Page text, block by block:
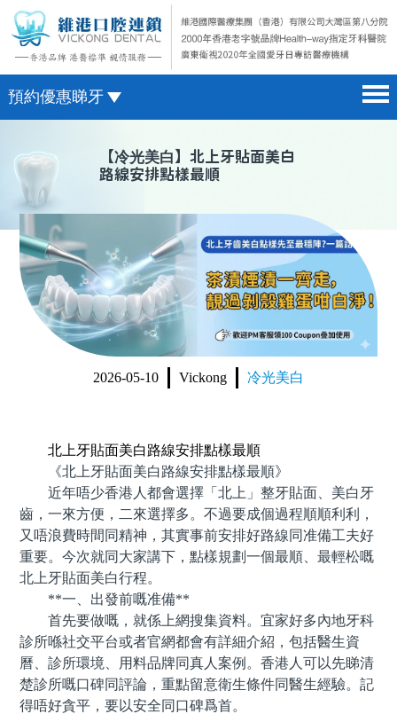
預約優惠睇牙
醫院簡介 hospital introduction
醫生介紹 doctor introduction
醫療新聞 medical news
種植牙 dental implant
箍牙 orthodontics
收費標準 change standard
微信預約
WhatsApp預約
【冷光美白】北上牙貼面美白
路線安排點樣最順
2026-05-10 Vickong 冷光美白
北上牙貼面美白路線安排點樣最順
《北上牙貼面美白路線安排點樣最順》
近年唔少香港人都會選擇「北上」整牙貼面、美白牙
齒，一來方便，二來選擇多。不過要成個過程順順利利，
又唔浪費時間同精神，其實事前安排好路線同准備工夫好
重要。今次就同大家講下，點樣規劃一個最順、最輕松嘅
北上牙貼面美白行程。
**一、出發前嘅准備**
首先要做嘅，就係上網搜集資料。宜家好多內地牙科
診所喺社交平台或者官網都會有詳細介紹，包括醫生資
曆、診所環境、用料品牌同真人案例。香港人可以先睇清
楚診所嘅口碑同評論，重點留意衛生條件同醫生經驗。記
得唔好貪平，要以安全同口碑爲首。